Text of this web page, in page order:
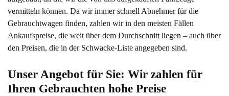
vermitteln können. Da wir immer schnell Abnehmer für die
Gebrauchtwagen finden, zahlen wir in den meisten Fällen
Ankaufspreise, die weit über dem Durchschnitt liegen – auch über
den Preisen, die in der Schwacke-Liste angegeben sind.
Unser Angebot für Sie: Wir zahlen für
Ihren Gebrauchten hohe Preise